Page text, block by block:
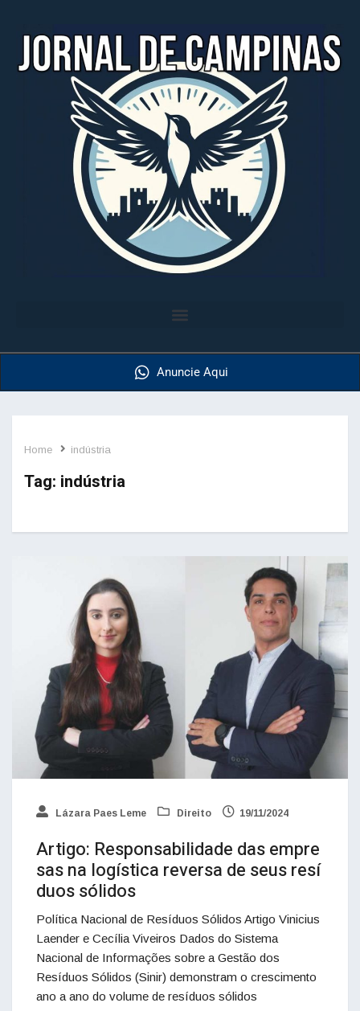
Anuncie Aqui
Home indústria
Tag: indústria
Lázara Paes Leme Direito 19/11/2024
Artigo: Responsabilidade das empre
sas na logística reversa de seus resí
duos sólidos
Política Nacional de Resíduos Sólidos Artigo Vinicius
Laender e Cecília Viveiros Dados do Sistema
Nacional de Informações sobre a Gestão dos
Resíduos Sólidos (Sinir) demonstram o crescimento
ano a ano do volume de resíduos sólidos